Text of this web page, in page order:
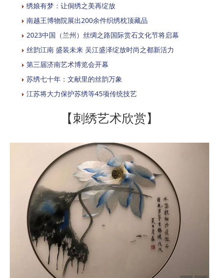
绣娘有梦：让侗绣之美再绽放
南越王博物院展出200余件织绣枕顶藏品
2023中国（兰州）丝绸之路国际赏石文化节将启幕
丝韵江南 盛装未来 吴江盛泽绽放时尚之都新活力
第三届济南艺术博览会开幕
苏绣七十年：文献里的丝韵万象
江苏将大力保护苏绣等45项传统技艺
【刺绣艺术欣赏】